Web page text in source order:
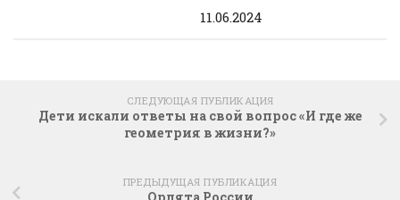
11.06.2024
СЛЕДУЮЩАЯ ПУБЛИКАЦИЯ
Дети искали ответы на свой вопрос «И где же
геометрия в жизни?»
ПРЕДЫДУЩАЯ ПУБЛИКАЦИЯ